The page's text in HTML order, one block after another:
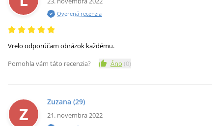
Overená recenzia
Vrelo odporúčam obrázok každému.
Pomohla vám táto recenzia?
Áno (0)
Z
Zuzana (29)
21. novembra 2022